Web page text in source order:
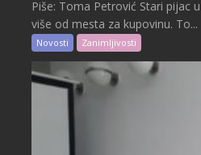
Piše: Toma Petrović Stari pijac
više od mesta za kupovinu. To...
Novosti Zanimljivosti